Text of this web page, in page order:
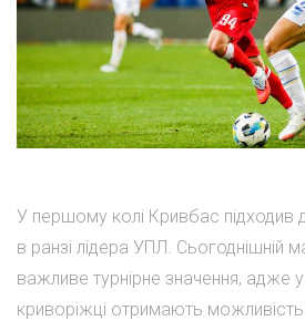
У першому колі Кривбас підходив
в ранзі лідера УПЛ. Сьогоднішній
важливе турнірне значення, адже
криворіжці отримають